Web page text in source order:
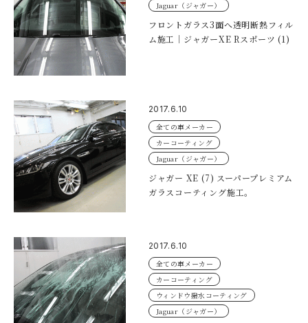
Jaguar（ジャガー）
フロントガラス3面へ透明断熱フィル
ム施工｜ジャガーXE Rスポーツ (1)
2017.6.10
全ての車メーカー
カーコーティング
Jaguar（ジャガー）
ジャガー XE (7) スーパープレミアム
ガラスコーティング施工。
2017.6.10
全ての車メーカー
カーコーティング
ウィンドウ撥水コーティング
Jaguar（ジャガー）